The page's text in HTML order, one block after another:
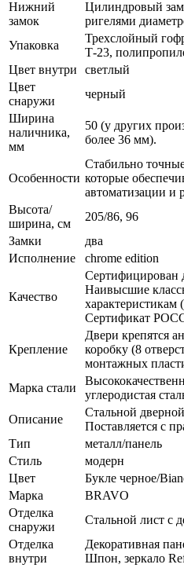
Нижний
замок
Цилиндровый
ригелями
Упаковка
Трехслойный
Т-23,
Цвет внутри
светлый
Цвет
снаружи
черный
Ширина
наличника,
мм
50 (у других
более 36 мм).
Особенности
Стабильно
которые
автоматизации и
Высота/
ширина, см
205/86, 96
Замки
два
Исполнение
chrome edition
Качество
Сертифицирован
Наивысшие
Сертификат
Крепление
Двери крепятся
коробку (8
монтажных
Марка стали
углеродистая
Описание
Стальной
Поставляется с
Тип
металл/панель
Стиль
модерн
Цвет
Букле черное/
Марка
BRAVO
Отделка
снаружи
Стальной лист с
Отделка
внутри
Декоративная
Шпон, зеркало